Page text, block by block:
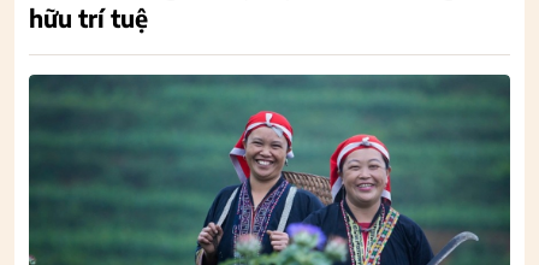
hữu trí tuệ